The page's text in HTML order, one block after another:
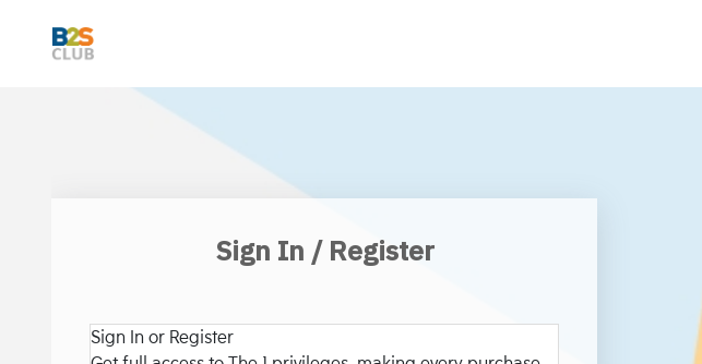
Sign In / Register
Sign In or Register